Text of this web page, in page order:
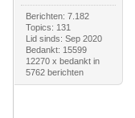
Berichten: 7.182
Topics: 131
Lid sinds: Sep 2020
Bedankt: 15599
12270 x bedankt in
5762 berichten